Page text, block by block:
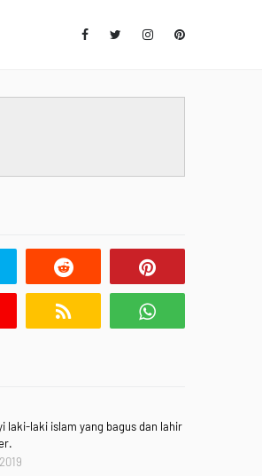
laki-laki islam yang bagus dan lahir